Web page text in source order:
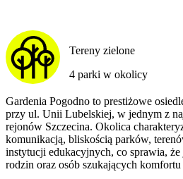
Tereny zielone
4 parki w okolicy
Gardenia Pogodno to prestiżowe
przy ul. Unii Lubelskiej, w jednym z
rejonów Szczecina. Okolica
komunikacją, bliskością parków,
instytucji edukacyjnych, co sprawia,
rodzin oraz osób szukających